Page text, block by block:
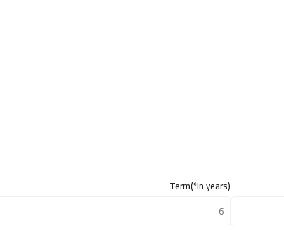
Term(*in years)